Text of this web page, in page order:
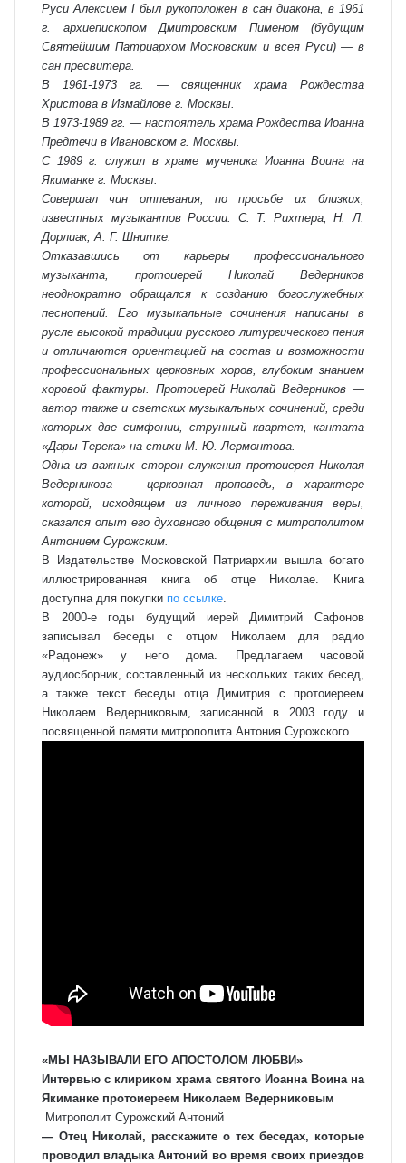
Руси Алексием I был рукоположен в сан диакона, в 1961
г. архиепископом Дмитровским Пименом (будущим
Святейшим Патриархом Московским и всея Руси) — в
сан пресвитера.
В 1961-1973 гг. — священник храма Рождества
Христова в Измайлове г. Москвы.
В 1973-1989 гг. — настоятель храма Рождества Иоанна
Предтечи в Ивановском г. Москвы.
С 1989 г. служил в храме мученика Иоанна Воина на
Якиманке г. Москвы.
Совершал чин отпевания, по просьбе их близких,
известных музыкантов России: С. Т. Рихтера, Н. Л.
Дорлиак, А. Г. Шнитке.
Отказавшись от карьеры профессионального
музыканта, протоиерей Николай Ведерников
неоднократно обращался к созданию богослужебных
песнопений. Его музыкальные сочинения написаны в
русле высокой традиции русского литургического пения
и отличаются ориентацией на состав и возможности
профессиональных церковных хоров, глубоким знанием
хоровой фактуры. Протоиерей Николай Ведерников —
автор также и светских музыкальных сочинений, среди
которых две симфонии, струнный квартет, кантата
«Дары Терека» на стихи М. Ю. Лермонтова.
Одна из важных сторон служения протоиерея Николая
Ведерникова — церковная проповедь, в характере
которой, исходящем из личного переживания веры,
сказался опыт его духовного общения с митрополитом
Антонием Сурожским.
В Издательстве Московской Патриархии вышла богато
иллюстрированная книга об отце Николае. Книга
доступна для покупки по ссылке
В 2000-е годы будущий иерей Димитрий Сафонов
записывал беседы с отцом Николаем для радио
«Радонеж» у него дома. Предлагаем часовой
аудиосборник, составленный из нескольких таких бесед,
а также текст беседы отца Димитрия с протоиереем
Николаем Ведерниковым, записанной в 2003 году и
посвященной памяти митрополита Антония Сурожского.
«МЫ НАЗЫВАЛИ ЕГО АПОСТОЛОМ ЛЮБВИ»
Интервью с клириком храма святого Иоанна Воина на
Якиманке протоиереем Николаем Ведерниковым
Митрополит Сурожский Антоний
— Отец Николай, расскажите о тех беседах, которые
проводил владыка Антоний во время своих приездов